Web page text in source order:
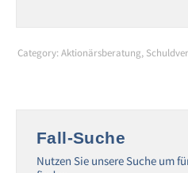
Category:Aktionärsberatung,
Fall-Suche
Nutzen Sie unsere Suche um